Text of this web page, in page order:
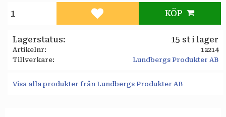
KÖP
Lägg till i favoriter
Lagerstatus 15 st i lager
Artikelnr
12214
Tillverkare
Lundbergs Produkter AB
Visa alla produkter från Lundbergs Produkter AB